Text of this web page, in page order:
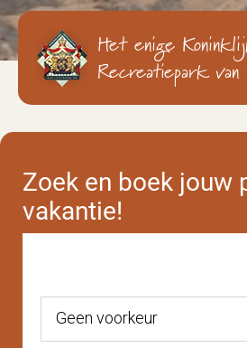
Het enige
Recreatiepark
Zoek en boek jouw
vakantie!
Geen voorkeur